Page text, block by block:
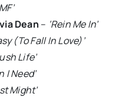
Dean – ‘Rein Me In’
(To Fall In Love)’
Life’
I Need’
Might’